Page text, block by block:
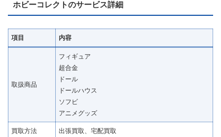
ホビーコレクトのサービス詳細
項目 内容
取扱商品
フィギュア
超合金
ドール
ドールハウス
ソフビ
アニメグッズ
買取方法 出張買取、宅配買取